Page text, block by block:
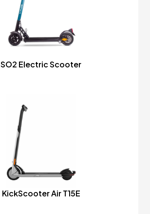
SO2 Electric Scooter
KickScooter Air T15E